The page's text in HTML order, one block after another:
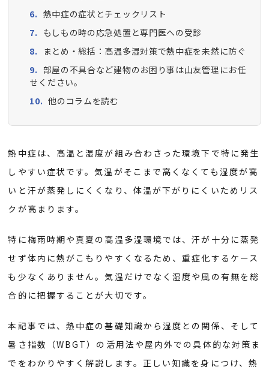
熱中症の症状とチェックリスト
もしもの時の応急処置と専門医への受診
まとめ・総括：高温多湿対策で熱中症を未然に防ぐ
部屋の不具合など建物のお困り事は山友管理にお任
せください。
他のコラムを読む
熱中症は、高温と湿度が組み合わさった環境下で特に発生
しやすい症状です。気温がそこまで高くなくても湿度が高
いと汗が蒸発しにくくなり、体温が下がりにくいためリス
クが高まります。
特に梅雨時期や真夏の高温多湿環境では、汗が十分に蒸発
せず体内に熱がこもりやすくなるため、重症化するケース
も少なくありません。気温だけでなく湿度や風の有無を総
合的に把握することが大切です。
本記事では、熱中症の基礎知識から湿度との関係、そして
暑さ指数（WBGT）の活用法や屋内外での具体的な対策ま
でをわかりやすく解説します。正しい知識を身につけ、熱